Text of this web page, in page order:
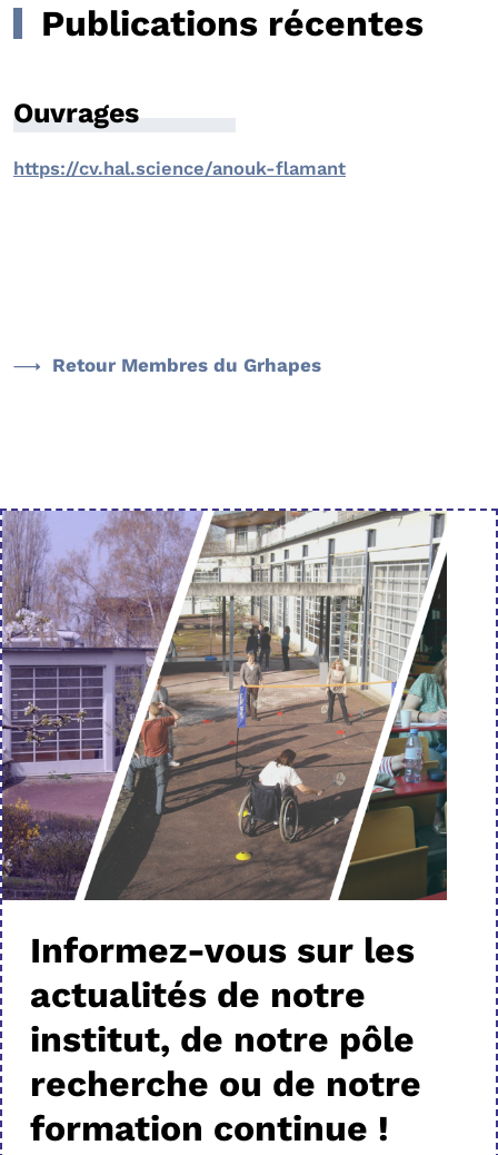
Publications récentes
Ouvrages
https://cv.hal.science/anouk-flamant
Retour Membres du Grhapes
Informez-vous sur les
actualités de notre
institut, de notre pôle
recherche ou de notre
formation continue !